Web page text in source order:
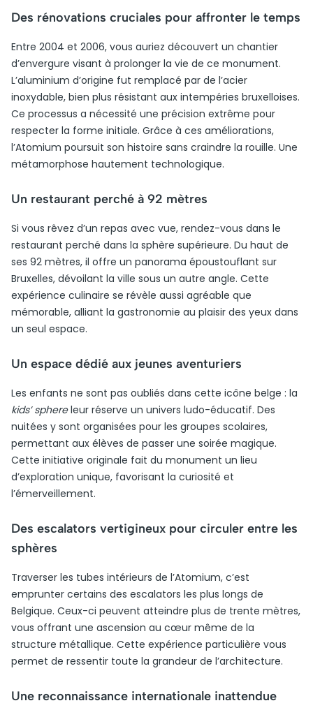
Des rénovations cruciales pour affronter le temps
Entre 2004 et 2006, vous auriez découvert un chantier
d’envergure visant à prolonger la vie de ce monument.
L’aluminium d’origine fut remplacé par de l’acier
inoxydable, bien plus résistant aux intempéries bruxelloises.
Ce processus a nécessité une précision extrême pour
respecter la forme initiale. Grâce à ces améliorations,
l’Atomium poursuit son histoire sans craindre la rouille. Une
métamorphose hautement technologique.
Un restaurant perché à 92 mètres
Si vous rêvez d’un repas avec vue, rendez-vous dans le
restaurant perché dans la sphère supérieure. Du haut de
ses 92 mètres, il offre un panorama époustouflant sur
Bruxelles, dévoilant la ville sous un autre angle. Cette
expérience culinaire se révèle aussi agréable que
mémorable, alliant la gastronomie au plaisir des yeux dans
un seul espace.
Un espace dédié aux jeunes aventuriers
Les enfants ne sont pas oubliés dans cette icône belge : la
kids’ sphereleur réserve un univers ludo-éducatif. Des
nuitées y sont organisées pour les groupes scolaires,
permettant aux élèves de passer une soirée magique.
Cette initiative originale fait du monument un lieu
d’exploration unique, favorisant la curiosité et
l’émerveillement.
Des escalators vertigineux pour circuler entre les
sphères
Traverser les tubes intérieurs de l’Atomium, c’est
emprunter certains des escalators les plus longs de
Belgique. Ceux-ci peuvent atteindre plus de trente mètres,
vous offrant une ascension au cœur même de la
structure métallique. Cette expérience particulière vous
permet de ressentir toute la grandeur de l’architecture.
Une reconnaissance internationale inattendue